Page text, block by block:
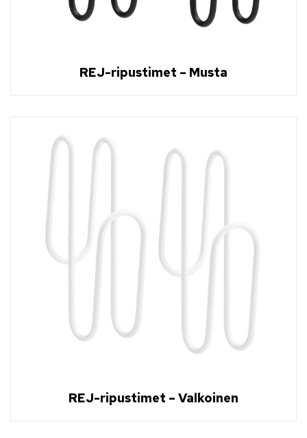
REJ-ripustimet – Musta
REJ-ripustimet – Valkoinen